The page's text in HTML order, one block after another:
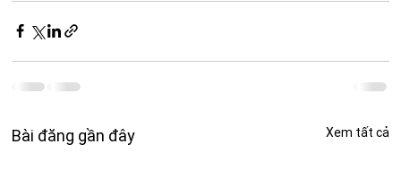
Bài đăng gần đây Xem tất cả